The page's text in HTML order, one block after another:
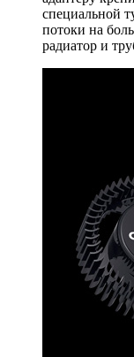
специальной
потоки на
радиатор и